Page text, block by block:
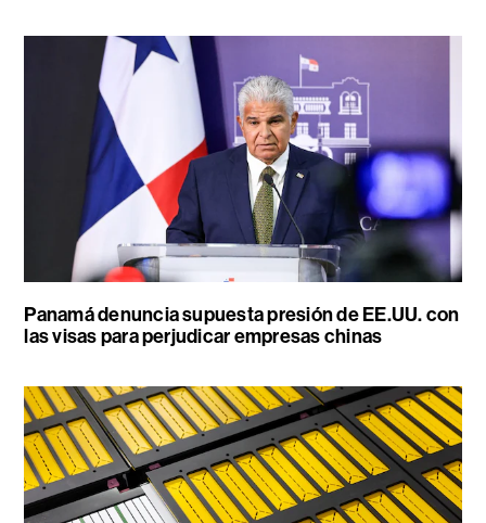
Panamá denuncia supuesta presión de EE.UU. con
las visas para perjudicar empresas chinas